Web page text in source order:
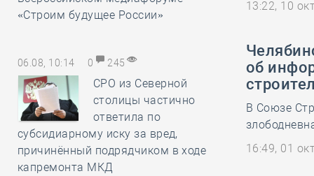
«Строим будущее России»
06.08, 10:14 0 245
СРО из Северной
столицы частично
ответила по
субсидиарному иску за вред,
причинённый подрядчиком в ходе
капремонта МКД
13:22, 10
об
В Союзе
16:49, 01